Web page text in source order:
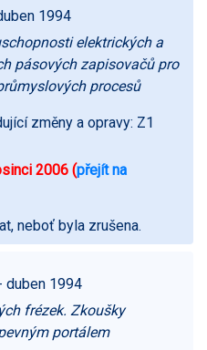
1994
elektrických a
pásových zapisovačů pro
procesů
změny a opravy: Z1
2006 (přejít na
neboť byla zrušena.
duben 1994
frézek. Zkoušky
portálem